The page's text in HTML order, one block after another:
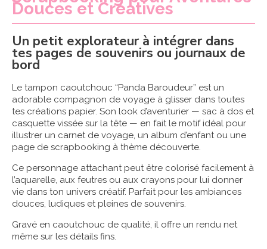
Douces et Créatives
Un petit explorateur à intégrer dans
tes pages de souvenirs ou journaux de
bord
Le tampon caoutchouc “Panda Baroudeur” est un
adorable compagnon de voyage à glisser dans toutes
tes créations papier. Son look d’aventurier — sac à dos et
casquette vissée sur la tête — en fait le motif idéal pour
illustrer un carnet de voyage, un album d’enfant ou une
page de scrapbooking à thème découverte.
Ce personnage attachant peut être colorisé facilement à
l’aquarelle, aux feutres ou aux crayons pour lui donner
vie dans ton univers créatif. Parfait pour les ambiances
douces, ludiques et pleines de souvenirs.
Gravé en caoutchouc de qualité, il offre un rendu net
même sur les détails fins.